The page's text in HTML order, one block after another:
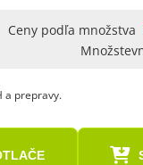
Ceny podľa množstva
a prepravy.